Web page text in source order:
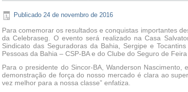
Publicado 24 de novembro de 2016
Para comemorar os resultados e conquistas importantes
da Celebraseg. O evento será realizado na Casa
Sindicato das Seguradoras da Bahia, Sergipe e
Pessoas da Bahia – CSP-BA e do Clube do Seguro de Feira
Para o presidente do Sincor-BA, Wanderson
demonstração de força do nosso mercado é clara ao
vez melhor para a nossa classe” enfatiza.